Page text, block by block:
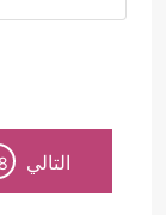
المَعْلَمُ
وظرفُه
وَٱلۡعَشِیِّ
التالي